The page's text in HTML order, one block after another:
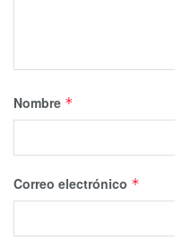
Nombre *
Correo electrónico *